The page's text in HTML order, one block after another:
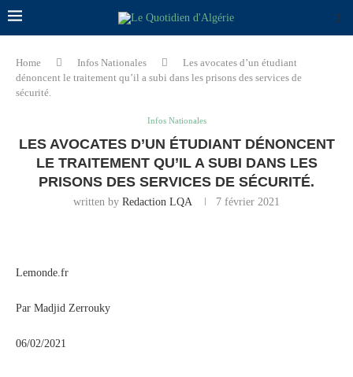
Home Infos Nationales
Les avocates d’un étudiant
dénoncent le traitement qu’il a subi dans les prisons des services de
sécurité.
Infos Nationales
LES AVOCATES D’UN ÉTUDIANT DÉNONCENT
LE TRAITEMENT QU’IL A SUBI DANS LES
PRISONS DES SERVICES DE SÉCURITÉ.
written by Redaction LQA 7 février 2021
Lemonde.fr
Par Madjid Zerrouky
06/02/2021